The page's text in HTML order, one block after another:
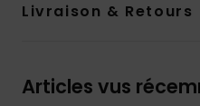
Livraison & Retours
Articles vus